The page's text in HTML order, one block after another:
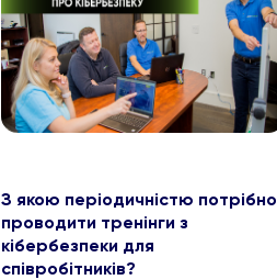
З якою періодичністю потрібно
проводити тренінги з
кібербезпеки для
співробітників?